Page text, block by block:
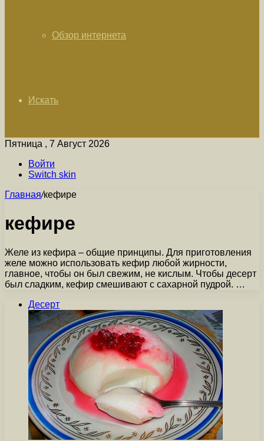
Обзор интернета
Искать
Пятница , 7 Август 2026
Войти
Switch skin
Главная/кефире
кефире
Желе из кефира – общие принципы. Для приготовления
желе можно использовать кефир любой жирности,
главное, чтобы он был свежим, не кислым. Чтобы десерт
был сладким, кефир смешивают с сахарной пудрой. …
Десерт